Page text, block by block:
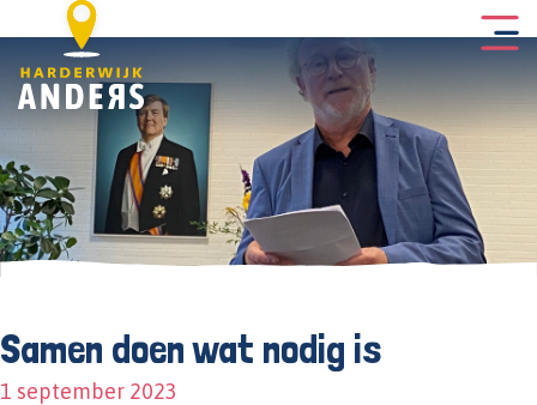
Samen doen wat nodig is
1 september 2023